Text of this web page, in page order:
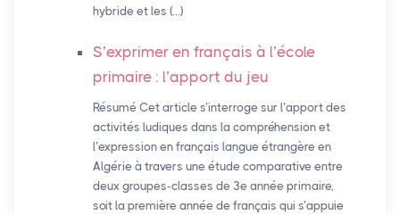
hybride et les (…)
S’exprimer en français à l’école
primaire : l’apport du jeu
Résumé Cet article s’interroge sur l’apport des
activités ludiques dans la compréhension et
l’expression en français langue étrangère en
Algérie à travers une étude comparative entre
deux groupes-classes de 3e année primaire,
soit la première année de français qui s’appuie